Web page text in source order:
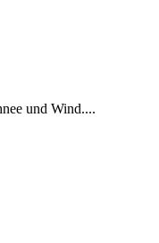
und Wind....